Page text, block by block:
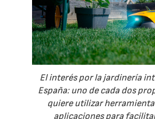
El interés por la jardinería
España: uno de cada dos
quiere utilizar
aplicaciones para